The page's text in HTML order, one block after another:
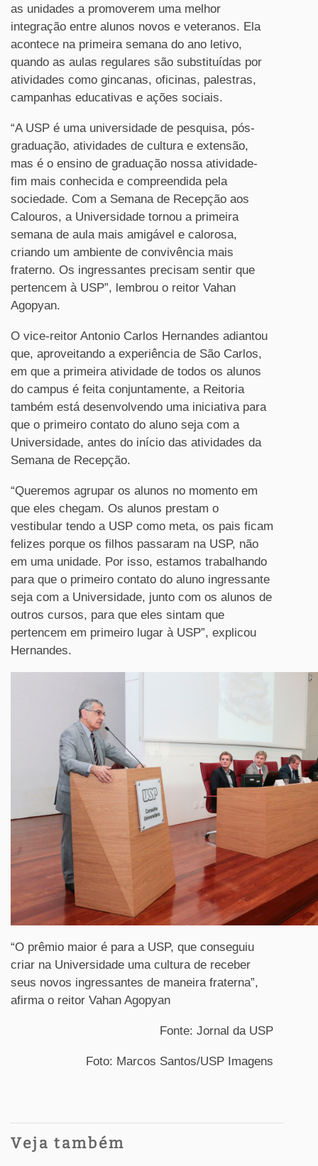
as unidades a promoverem uma melhor
integração entre alunos novos e veteranos. Ela
acontece na primeira semana do ano letivo,
quando as aulas regulares são substituídas por
atividades como gincanas, oficinas, palestras,
campanhas educativas e ações sociais.
“A USP é uma universidade de pesquisa, pós-
graduação, atividades de cultura e extensão,
mas é o ensino de graduação nossa atividade-
fim mais conhecida e compreendida pela
sociedade. Com a Semana de Recepção aos
Calouros, a Universidade tornou a primeira
semana de aula mais amigável e calorosa,
criando um ambiente de convivência mais
fraterno. Os ingressantes precisam sentir que
pertencem à USP”, lembrou o reitor Vahan
Agopyan.
O vice-reitor Antonio Carlos Hernandes adiantou
que, aproveitando a experiência de São Carlos,
em que a primeira atividade de todos os alunos
do campus é feita conjuntamente, a Reitoria
também está desenvolvendo uma iniciativa para
que o primeiro contato do aluno seja com a
Universidade, antes do início das atividades da
Semana de Recepção.
“Queremos agrupar os alunos no momento em
que eles chegam. Os alunos prestam o
vestibular tendo a USP como meta, os pais ficam
felizes porque os filhos passaram na USP, não
em uma unidade. Por isso, estamos trabalhando
para que o primeiro contato do aluno ingressante
seja com a Universidade, junto com os alunos de
outros cursos, para que eles sintam que
pertencem em primeiro lugar à USP”, explicou
Hernandes.
“O prêmio maior é para a USP, que conseguiu
criar na Universidade uma cultura de receber
seus novos ingressantes de maneira fraterna”,
afirma o reitor Vahan Agopyan
Fonte: Jornal da USP
Foto: Marcos Santos/USP Imagens
Veja também